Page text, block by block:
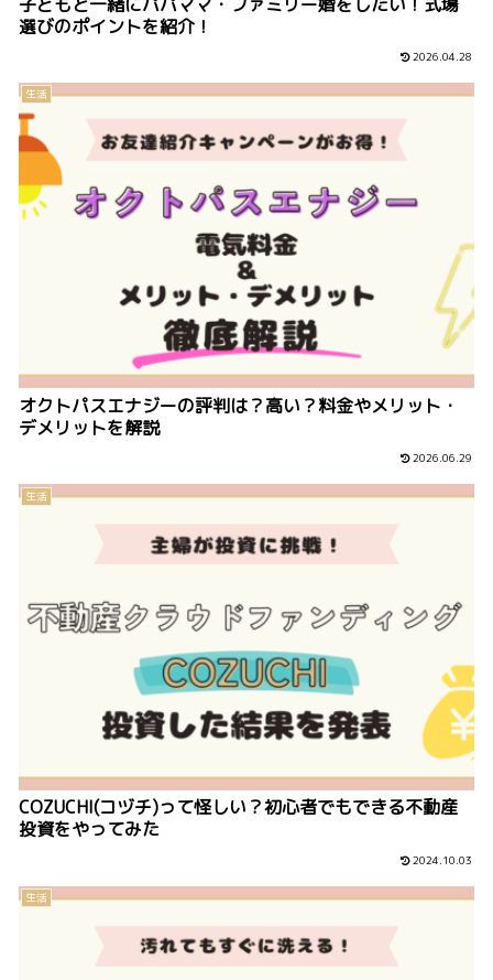
選びのポイントを紹介！
2026.04.28
生活
オクトパスエナジーの評判は？高い？料金やメリット・
デメリットを解説
2026.06.29
生活
COZUCHI(コヅチ)って怪しい？初心者でもできる不動産
投資をやってみた
2024.10.03
生活